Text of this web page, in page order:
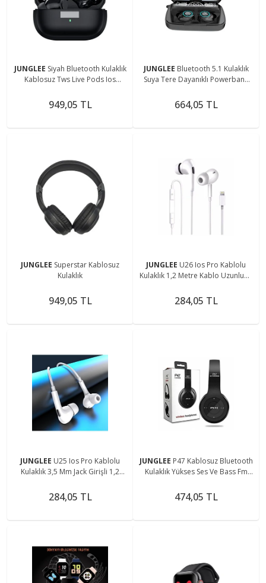
JUNGLEE Siyah Bluetooth Kulaklık
Kablosuz Tws Live Pods Ios
949,05 TL
JUNGLEE Bluetooth 5.1 Kulaklık
Suya Tere Dayanıklı Powerbank
Video Film
664,05 TL
JUNGLEE Superstar Kablosuz
Kulaklık
949,05 TL
JUNGLEE U26 Ios Pro Kablolu
Kulaklık 1,2 Metre Kablo Uzunluğu
284,05 TL
JUNGLEE U25 Ios Pro Kablolu
Kulaklık 3,5 Mm Jack Girişli 1,2
Android Uyum Rz-035
284,05 TL
JUNGLEE P47 Kablosuz Bluetooth
Kulaklık Yükses Ses Ve Bass Fm
474,05 TL